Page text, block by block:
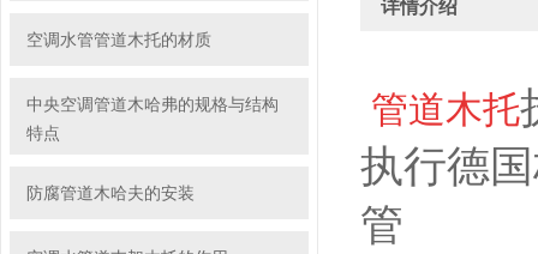
空调水管管道木托的材质
中央空调管道木哈弗的规格与结构
特点
防腐管道木哈夫的安装
详情介绍
管道木托
执行德